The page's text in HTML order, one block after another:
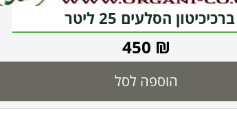
ברכיכיטון הסלעים 25 ליטר
450 ₪
הוספה לסל